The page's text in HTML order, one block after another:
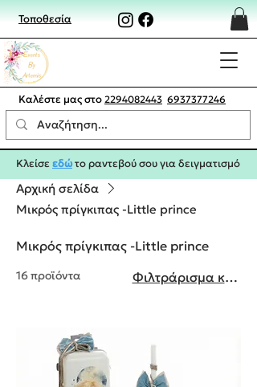
Τοποθεσία
Καλέστε μας στο 2294082443 6937377246
Κλείσεεδώτο ραντεβού σου για δειγματισμό
Αρχική σελίδα
Μικρός πρίγκιπας -Little prince
Μικρός πρίγκιπας -Little prince
16 προϊόντα Φιλτράρισμα και